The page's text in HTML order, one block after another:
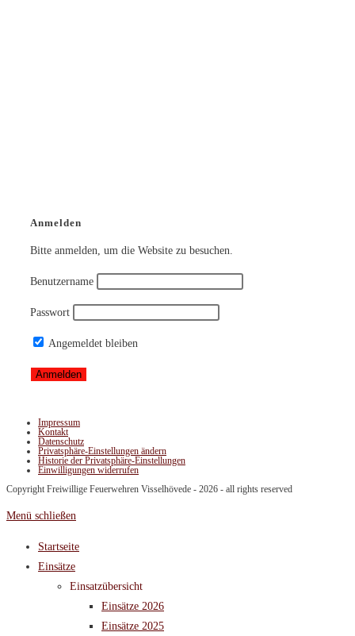
Anmelden
Bitte anmelden, um die Website zu besuchen.
Benutzername
Passwort
Angemeldet bleiben
Impressum
Kontakt
Datenschutz
Privatsphäre-Einstellungen ändern
Historie der Privatsphäre-Einstellungen
Einwilligungen widerrufen
Copyright Freiwillige Feuerwehren Visselhövede - 2026 - all rights reserved
Menü schließen
Startseite
Einsätze
Einsatzübersicht
Einsätze 2026
Einsätze 2025